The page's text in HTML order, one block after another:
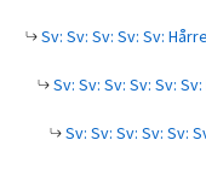
Sv: Sv: Sv: Sv: Sv:
Sv: Sv: Sv: Sv: Sv:
Sv: Sv: Sv: Sv: Sv: